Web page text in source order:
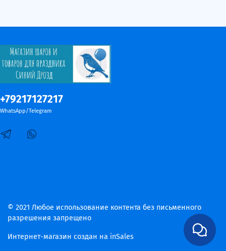
+79217127217
WhatsApp/Telegram
© 2021 Любое использование контента без письменного
разрешения запрещено
Интернет-магазин создан на inSales